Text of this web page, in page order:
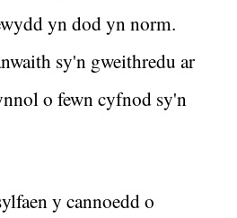
yn dod yn norm.
sy'n gweithredu ar
o fewn cyfnod sy'n
y cannoedd o